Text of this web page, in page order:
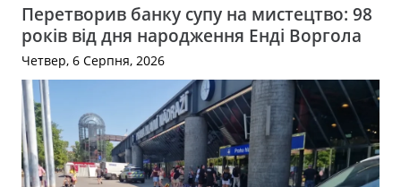
Перетворив банку супу на мистецтво: 98
років від дня народження Енді Воргола
Четвер, 6 Серпня, 2026